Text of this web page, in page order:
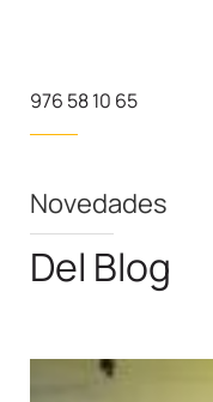
976 58 10 65
Novedades
Del Blog